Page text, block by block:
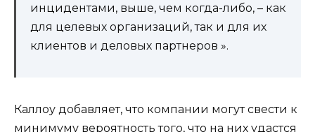
инцидентами, выше, чем когда-либо, – как
для целевых организаций, так и для их
клиентов и деловых партнеров ».
Каллоу добавляет, что компании могут свести к
минимуму вероятность того, что на них удастся